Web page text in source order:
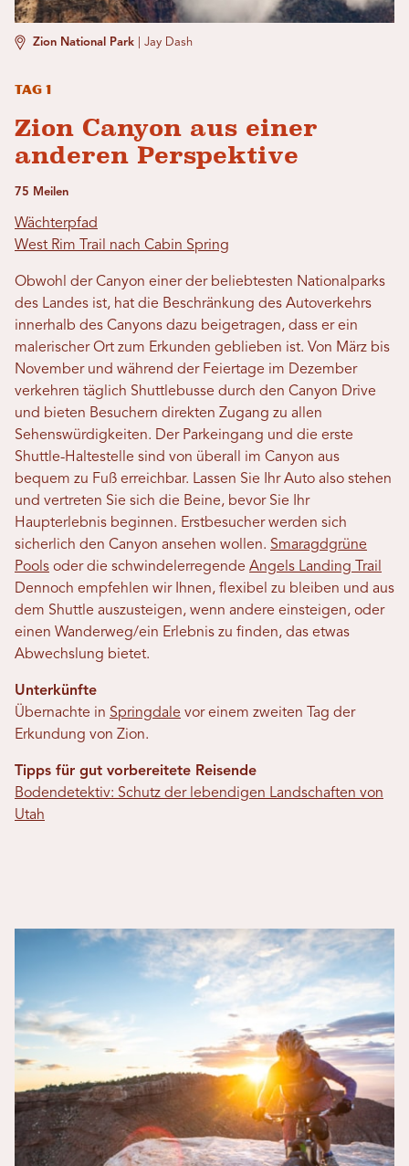
Zion National Park Jay Dash
Tag 1
Zion Canyon aus einer
anderen Perspektive
75 Meilen
Wächterpfad
West Rim Trail nach Cabin Spring
Obwohl der Canyon einer der beliebtesten Nationalparks
des Landes ist, hat die Beschränkung des Autoverkehrs
innerhalb des Canyons dazu beigetragen, dass er ein
malerischer Ort zum Erkunden geblieben ist. Von März bis
November und während der Feiertage im Dezember
verkehren täglich Shuttlebusse durch den Canyon Drive
und bieten Besuchern direkten Zugang zu allen
Sehenswürdigkeiten. Der Parkeingang und die erste
Shuttle-Haltestelle sind von überall im Canyon aus
bequem zu Fuß erreichbar. Lassen Sie Ihr Auto also stehen
und vertreten Sie sich die Beine, bevor Sie Ihr
Haupterlebnis beginnen. Erstbesucher werden sich
sicherlich den Canyon ansehen wollen. Smaragdgrüne
Pools oder die schwindelerregende Angels Landing Trail
Dennoch empfehlen wir Ihnen, flexibel zu bleiben und aus
dem Shuttle auszusteigen, wenn andere einsteigen, oder
einen Wanderweg/ein Erlebnis zu finden, das etwas
Abwechslung bietet.
Unterkünfte
Übernachte in Springdale vor einem zweiten Tag der
Erkundung von Zion.
Tipps für gut vorbereitete Reisende
Bodendetektiv: Schutz der lebendigen Landschaften von
Utah